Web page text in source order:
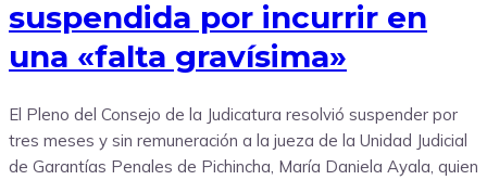
suspendida por incurrir en
una «falta gravísima»
El Pleno del Consejo de la Judicatura resolvió suspender por
tres meses y sin remuneración a la jueza de la Unidad Judicial
de Garantías Penales de Pichincha, María Daniela Ayala, quien